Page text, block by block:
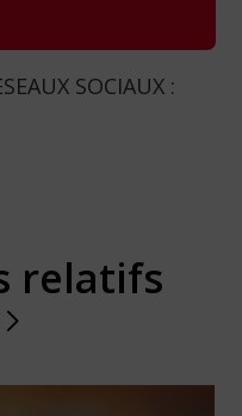
SOCIAUX :
relatifs